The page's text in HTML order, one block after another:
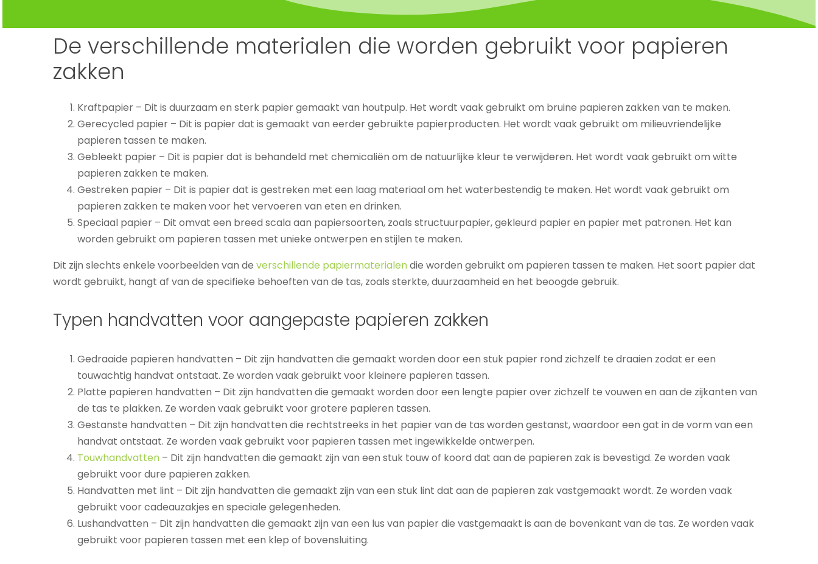
De verschillende materialen die worden gebruikt voor papieren
zakken
Kraftpapier – Dit is duurzaam en sterk papier gemaakt van houtpulp. Het wordt vaak gebruikt om bruine papieren zakken van te maken.
Gerecycled papier – Dit is papier dat is gemaakt van eerder gebruikte papierproducten. Het wordt vaak gebruikt om milieuvriendelijke
papieren tassen te maken.
Gebleekt papier – Dit is papier dat is behandeld met chemicaliën om de natuurlijke kleur te verwijderen. Het wordt vaak gebruikt om witte
papieren zakken te maken.
Gestreken papier – Dit is papier dat is gestreken met een laag materiaal om het waterbestendig te maken. Het wordt vaak gebruikt om
papieren zakken te maken voor het vervoeren van eten en drinken.
Speciaal papier – Dit omvat een breed scala aan papiersoorten, zoals structuurpapier, gekleurd papier en papier met patronen. Het kan
worden gebruikt om papieren tassen met unieke ontwerpen en stijlen te maken.
Dit zijn slechts enkele voorbeelden van de verschillende papiermaterialendie worden gebruikt om papieren tassen te maken. Het soort papier dat
wordt gebruikt, hangt af van de specifieke behoeften van de tas, zoals sterkte, duurzaamheid en het beoogde gebruik.
Typen handvatten voor aangepaste papieren zakken
Gedraaide papieren handvatten – Dit zijn handvatten die gemaakt worden door een stuk papier rond zichzelf te draaien zodat er een
touwachtig handvat ontstaat. Ze worden vaak gebruikt voor kleinere papieren tassen.
Platte papieren handvatten – Dit zijn handvatten die gemaakt worden door een lengte papier over zichzelf te vouwen en aan de zijkanten van
de tas te plakken. Ze worden vaak gebruikt voor grotere papieren tassen.
Gestanste handvatten – Dit zijn handvatten die rechtstreeks in het papier van de tas worden gestanst, waardoor een gat in de vorm van een
handvat ontstaat. Ze worden vaak gebruikt voor papieren tassen met ingewikkelde ontwerpen.
Touwhandvatten– Dit zijn handvatten die gemaakt zijn van een stuk touw of koord dat aan de papieren zak is bevestigd. Ze worden vaak
gebruikt voor dure papieren zakken.
Handvatten met lint – Dit zijn handvatten die gemaakt zijn van een stuk lint dat aan de papieren zak vastgemaakt wordt. Ze worden vaak
gebruikt voor cadeauzakjes en speciale gelegenheden.
Lushandvatten – Dit zijn handvatten die gemaakt zijn van een lus van papier die vastgemaakt is aan de bovenkant van de tas. Ze worden vaak
gebruikt voor papieren tassen met een klep of bovensluiting.